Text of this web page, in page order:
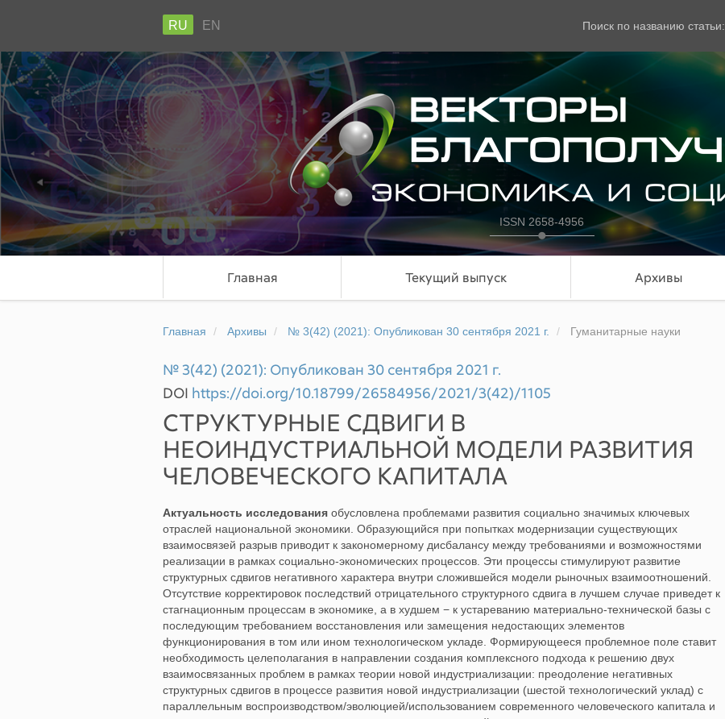
RU EN Поиск по названию статьи:
ISSN 2658-4956
Главная Текущий выпуск Архивы
Главная Архивы № 3(42) (2021): Опубликован 30 сентября 2021 г. Гуманитарные науки
№ 3(42) (2021): Опубликован 30 сентября 2021 г.
DOI https://doi.org/10.18799/26584956/2021/3(42)/1105
СТРУКТУРНЫЕ СДВИГИ В
НЕОИНДУСТРИАЛЬНОЙ МОДЕЛИ РАЗВИТИЯ
ЧЕЛОВЕЧЕСКОГО КАПИТАЛА
Актуальность исследования обусловлена проблемами развития социально значимых ключевых
отраслей национальной экономики. Образующийся при попытках модернизации существующих
взаимосвязей разрыв приводит к закономерному дисбалансу между требованиями и возможностями
реализации в рамках социально-экономических процессов. Эти процессы стимулируют развитие
структурных сдвигов негативного характера внутри сложившейся модели рыночных взаимоотношений.
Отсутствие корректировок последствий отрицательного структурного сдвига в лучшем случае приведет к
стагнационным процессам в экономике, а в худшем − к устареванию материально-технической базы с
последующим требованием восстановления или замещения недостающих элементов
функционирования в том или ином технологическом укладе. Формирующееся проблемное поле ставит
необходимость целеполагания в направлении создания комплексного подхода к решению двух
взаимосвязанных проблем в рамках теории новой индустриализации: преодоление негативных
структурных сдвигов в процессе развития новой индустриализации (шестой технологический уклад) с
параллельным воспроизводством/эволюцией/использованием современного человеческого капитала и